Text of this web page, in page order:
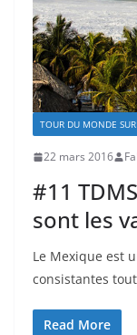
TOUR DU MONDE
22 mars 2016
#11
sont les
Le Mexique est
consistantes
Read More